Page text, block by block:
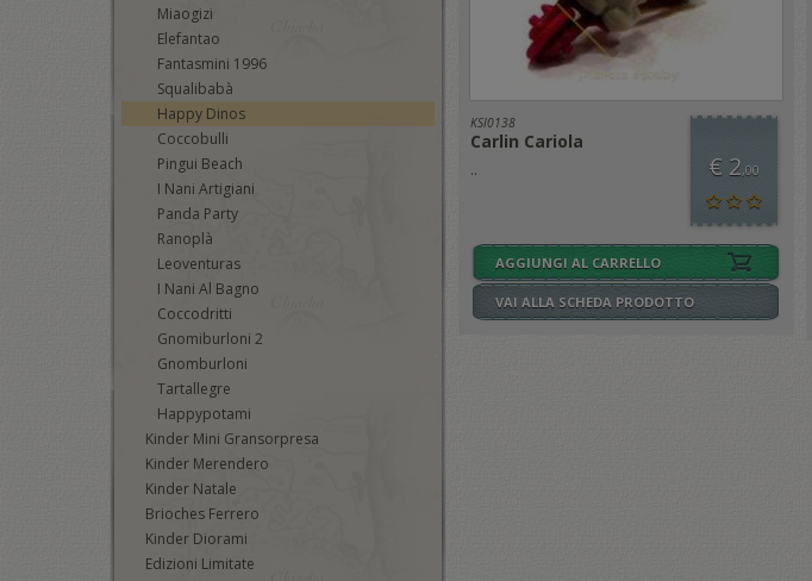
Miaogizi
Elefantao
Fantasmini 1996
Squalibabà
Happy Dinos
Coccobulli
Pingui Beach
I Nani Artigiani
Panda Party
Ranoplà
Leoventuras
I Nani Al Bagno
Coccodritti
Gnomiburloni 2
Gnomburloni
Tartallegre
Happypotami
Kinder Mini Gransorpresa
Kinder Merendero
Kinder Natale
Brioches Ferrero
Kinder Diorami
Edizioni Limitate
KSI0138
Carlin Cariola
.. € 2,00
AGGIUNGI AL CARRELLO
VAI ALLA SCHEDA PRODOTTO